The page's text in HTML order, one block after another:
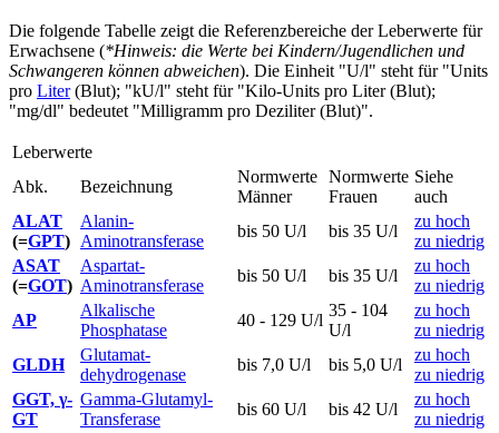
Die folgende Tabelle zeigt die Referenzbereiche der Leberwerte für
Erwachsene (*Hinweis: die Werte bei Kindern/Jugendlichen und
Schwangeren können abweichen). Die Einheit "U/l" steht für "Units
pro Liter(Blut); "kU/l" steht für "Kilo-Units pro Liter (Blut);
"mg/dl" bedeutet "Milligramm pro Deziliter (Blut)".
Leberwerte
Abk.
Bezeichnung
Normwerte
Männer
Normwerte
Frauen
Siehe
auch
ALAT
(=GPT)
Alanin-
Aminotransferase
bis 50 U/l bis 35 U/l
zu hoch
zu niedrig
ASAT
(=GOT)
Aspartat-
Aminotransferase
bis 50 U/l bis 35 U/l
zu hoch
zu niedrig
AP
Alkalische
Phosphatase
40 - 129 U/l
35 - 104
U/l
zu hoch
zu niedrig
GLDH
Glutamat-
dehydrogenase
bis 7,0 U/l bis 5,0 U/l
zu hoch
zu niedrig
GGT, γ-
GT
Gamma-Glutamyl-
Transferase
bis 60 U/l bis 42 U/l
zu hoch
zu niedrig